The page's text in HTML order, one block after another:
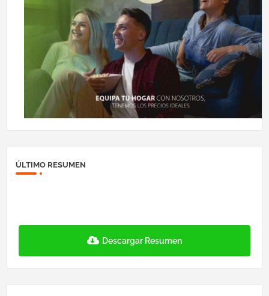
ÚLTIMO RESUMEN
Descargar Resumen